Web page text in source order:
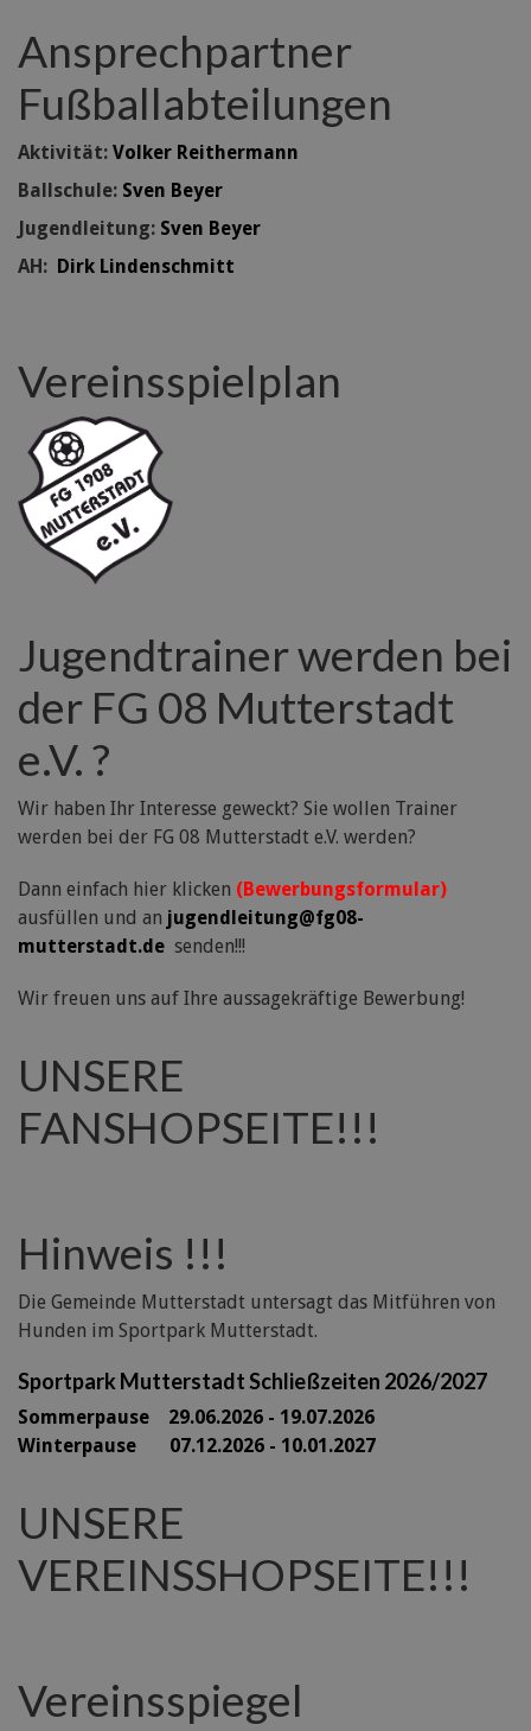
Ansprechpartner
Fußballabteilungen
Aktivität: Volker Reithermann
Ballschule: Sven Beyer
Jugendleitung: Sven Beyer
AH: Dirk Lindenschmitt
Vereinsspielplan
Jugendtrainer werden bei
der FG 08 Mutterstadt
e.V. ?
Wir haben Ihr Interesse geweckt? Sie wollen Trainer
werden bei der FG 08 Mutterstadt e.V. werden?
Dann einfach hier klicken (Bewerbungsformular)
ausfüllen und an jugendleitung@fg08-
mutterstadt.de senden!!!
Wir freuen uns auf Ihre aussagekräftige Bewerbung!
UNSERE
FANSHOPSEITE!!!
Hinweis !!!
Die Gemeinde Mutterstadt untersagt das Mitführen von
Hunden im Sportpark Mutterstadt.
Sportpark Mutterstadt Schließzeiten 2026/2027
Sommerpause 29.06.2026 - 19.07.2026
Winterpause 07.12.2026 - 10.01.2027
UNSERE
VEREINSSHOPSEITE!!!
Vereinsspiegel